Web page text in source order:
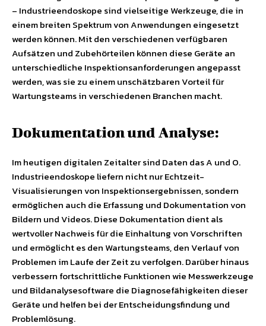
– Industrieendoskope sind vielseitige Werkzeuge, die in
einem breiten Spektrum von Anwendungen eingesetzt
werden können. Mit den verschiedenen verfügbaren
Aufsätzen und Zubehörteilen können diese Geräte an
unterschiedliche Inspektionsanforderungen angepasst
werden, was sie zu einem unschätzbaren Vorteil für
Wartungsteams in verschiedenen Branchen macht.
Dokumentation und Analyse:
Im heutigen digitalen Zeitalter sind Daten das A und O.
Industrieendoskope liefern nicht nur Echtzeit-
Visualisierungen von Inspektionsergebnissen, sondern
ermöglichen auch die Erfassung und Dokumentation von
Bildern und Videos. Diese Dokumentation dient als
wertvoller Nachweis für die Einhaltung von Vorschriften
und ermöglicht es den Wartungsteams, den Verlauf von
Problemen im Laufe der Zeit zu verfolgen. Darüber hinaus
verbessern fortschrittliche Funktionen wie Messwerkzeuge
und Bildanalysesoftware die Diagnosefähigkeiten dieser
Geräte und helfen bei der Entscheidungsfindung und
Problemlösung.